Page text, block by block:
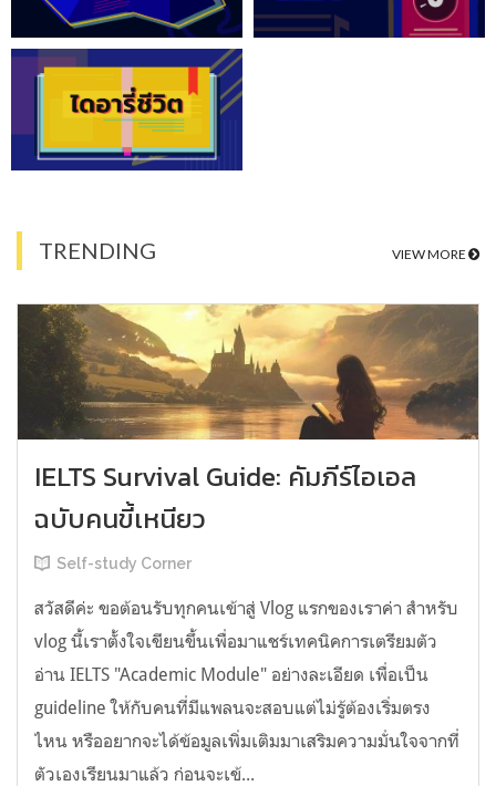
TRENDING VIEW MORE
IELTS Survival Guide: คัมภีร์ไอเอล
ฉบับคนขี้เหนียว
Self-study Corner
สวัสดีค่ะ ขอต้อนรับทุกคนเข้าสู่ Vlog แรกของเราค่า สำหรับ
vlog นี้เราตั้งใจเขียนขึ้นเพื่อมาแชร์เทคนิคการเตรียมตัว
อ่าน IELTS "Academic Module" อย่างละเอียด เพื่อเป็น
guideline ให้กับคนที่มีแพลนจะสอบแต่ไม่รู้ต้องเริ่มตรง
ไหน หรืออยากจะได้ข้อมูลเพิ่มเติมมาเสริมความมั่นใจจากที่
ตัวเองเรียนมาแล้ว ก่อนจะเข้...